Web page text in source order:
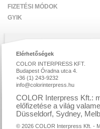
FIZETÉSI MÓDOK
GYIK
Elérhetőségek
COLOR INTERPRESS KFT.
Budapest Óradna utca 4.
+36 (1) 243-9232
info@colorinterpress.hu
COLOR Interpress Kft.:
előfizetése a világ
Düsseldorf, Sydney,
© 2026 COLOR Interpress Kft. -